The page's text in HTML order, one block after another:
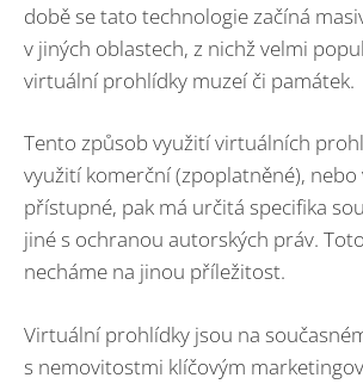
době se tato technologie začíná
v jiných oblastech, z nichž velmi
virtuální prohlídky muzeí či památek.
Tento způsob využití virtuálních
využití komerční (zpoplatněné), nebo
přístupné, pak má určitá specifika
jiné s ochranou autorských práv.
necháme na jinou příležitost.
Virtuální prohlídky jsou na
s nemovitostmi klíčovým